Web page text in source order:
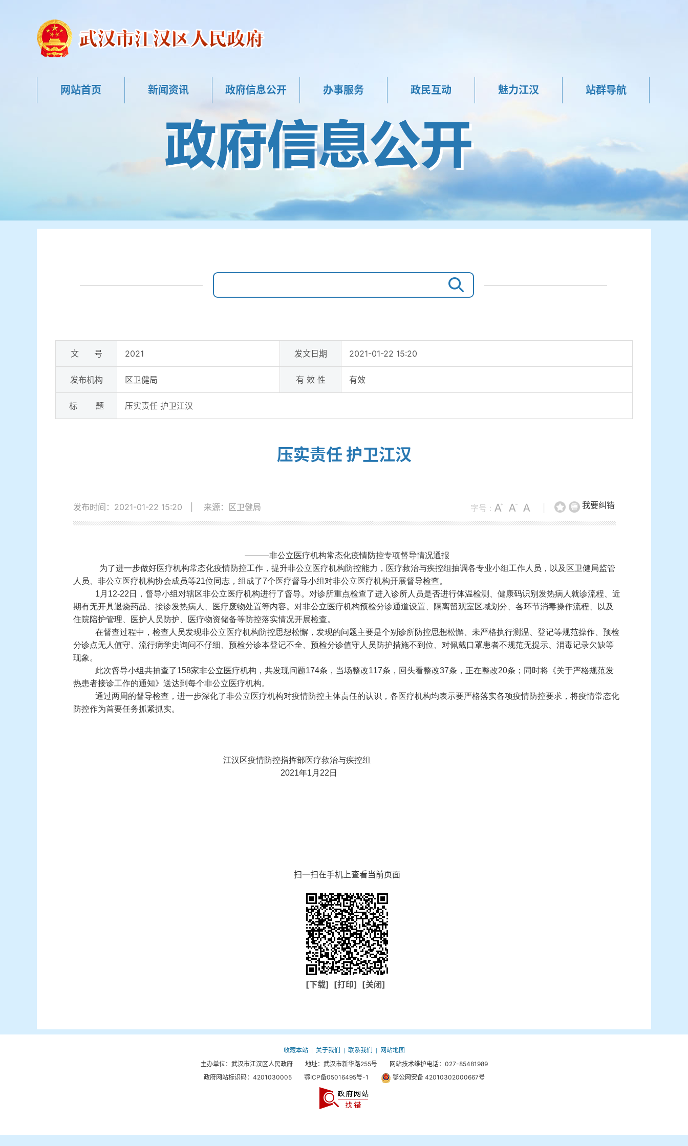
网站首页 新闻资讯 政府信息公开 办事服务 政民互动 魅力江汉 站群导航
文 号 2021 发文日期 2021-01-22 15:20
发布机构 区卫健局 有 效 性 有效
标 题 压实责任 护卫江汉
压实责任 护卫江汉
我要纠错
字号 :
发布时间：2021-01-22 15:20 来源：区卫健局
———非公立医疗机构常态化疫情防控专项督导情况通报
为了进一步做好医疗机构常态化疫情防控工作，提升非公立医疗机构防控能力，医疗救治与疾控组抽调各专业小组工作人员，以及区卫健局监管
人员、非公立医疗机构协会成员等21位同志，组成了7个医疗督导小组对非公立医疗机构开展督导检查。
1月12-22日，督导小组对辖区非公立医疗机构进行了督导。对诊所重点检查了进入诊所人员是否进行体温检测、健康码识别发热病人就诊流程、近
期有无开具退烧药品、接诊发热病人、医疗废物处置等内容。对非公立医疗机构预检分诊通道设置、隔离留观室区域划分、各环节消毒操作流程、以及
住院陪护管理、医护人员防护、医疗物资储备等防控落实情况开展检查。
在督查过程中，检查人员发现非公立医疗机构防控思想松懈，发现的问题主要是个别诊所防控思想松懈、未严格执行测温、登记等规范操作、预检
分诊点无人值守、流行病学史询问不仔细、预检分诊本登记不全、预检分诊值守人员防护措施不到位、对佩戴口罩患者不规范无提示、消毒记录欠缺等
现象。
此次督导小组共抽查了158家非公立医疗机构，共发现问题174条，当场整改117条，回头看整改37条，正在整改20条；同时将《关于严格规范发
热患者接诊工作的通知》送达到每个非公立医疗机构。
通过两周的督导检查，进一步深化了非公立医疗机构对疫情防控主体责任的认识，各医疗机构均表示要严格落实各项疫情防控要求，将疫情常态化
防控作为首要任务抓紧抓实。
江汉区疫情防控指挥部医疗救治与疾控组
2021年1月22日
扫一扫在手机上查看当前页面
[下载] [打印] [关闭]
收藏本站 关于我们 联系我们
网站地图
主办单位：武汉市江汉区人民政府 地址：武汉市新华路255号 网站技术维护电话：027-85481989
政府网站标识码：4201030005 鄂ICP备05016495号-1 鄂公网安备 42010302000667号